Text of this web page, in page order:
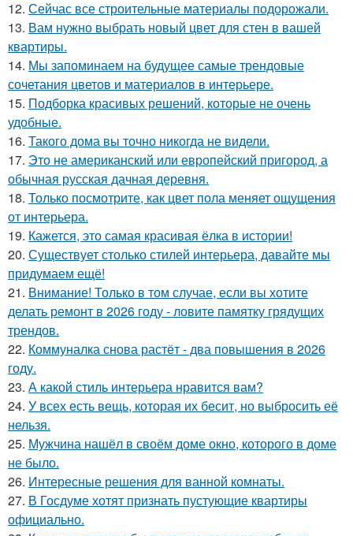
12. Сейчас все строительные материалы подорожали.
13. Вам нужно выбрать новый цвет для стен в вашей
квартиры.
14. Мы запоминаем на будущее самые трендовые
сочетания цветов и материалов в интерьере.
15. Подборка красивых решений, которые не очень
удобные.
16. Такого дома вы точно никогда не видели.
17. Это не американский или европейский пригород, а
обычная русская дачная деревня.
18. Только посмотрите, как цвет пола меняет ощущения
от интерьера.
19. Кажется, это самая красивая ёлка в истории!
20. Существует столько стилей интерьера, давайте мы
придумаем ещё!
21. Внимание! Только в том случае, если вы хотите
делать ремонт в 2026 году - ловите памятку грядущих
трендов.
22. Коммуналка снова растёт - два повышения в 2026
году.
23. А какой стиль интерьера нравится вам?
24. У всех есть вещь, которая их бесит, но выбросить её
нельзя.
25. Мужчина нашёл в своём доме окно, которого в доме
не было.
26. Интересные решения для ванной комнаты.
27. В Госдуме хотят признать пустующие квартиры
официально.